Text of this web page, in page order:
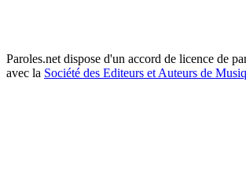
Paroles.net dispose d'un accord de licence de
avec la Société des Editeurs et Auteurs de